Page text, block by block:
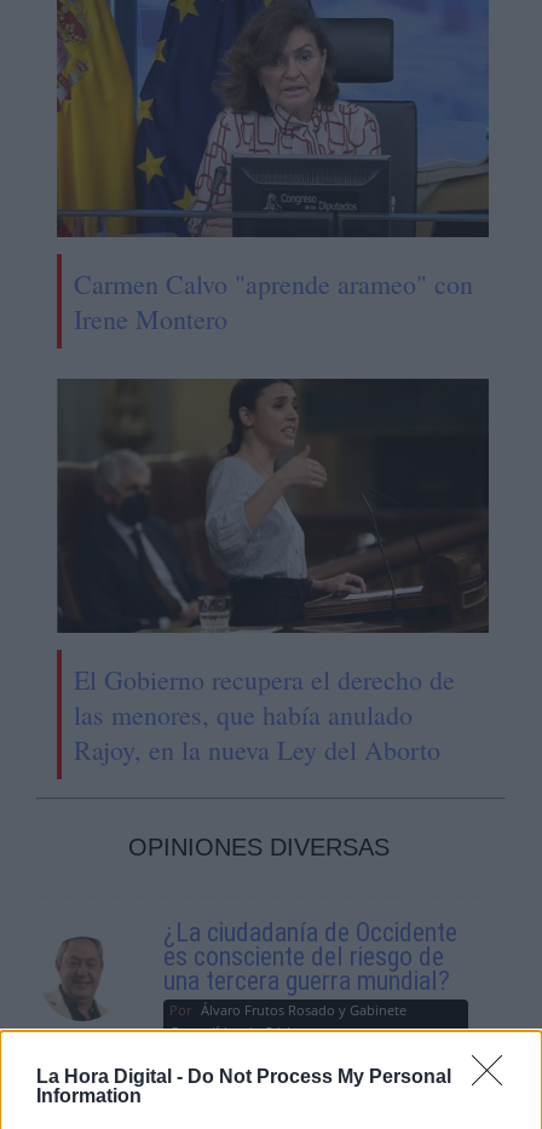
La Hora Digital - Do Not Process My Personal
Information
Carmen Calvo "aprende arameo" con
Irene Montero
El Gobierno recupera el derecho de
las menores, que había anulado
Rajoy, en la nueva Ley del Aborto
OPINIONES DIVERSAS
¿La ciudadanía de Occidente
es consciente del riesgo de
una tercera guerra mundial?
Por Álvaro Frutos Rosado y Gabinete
Geopolítica de Crisis
Suelta y confía